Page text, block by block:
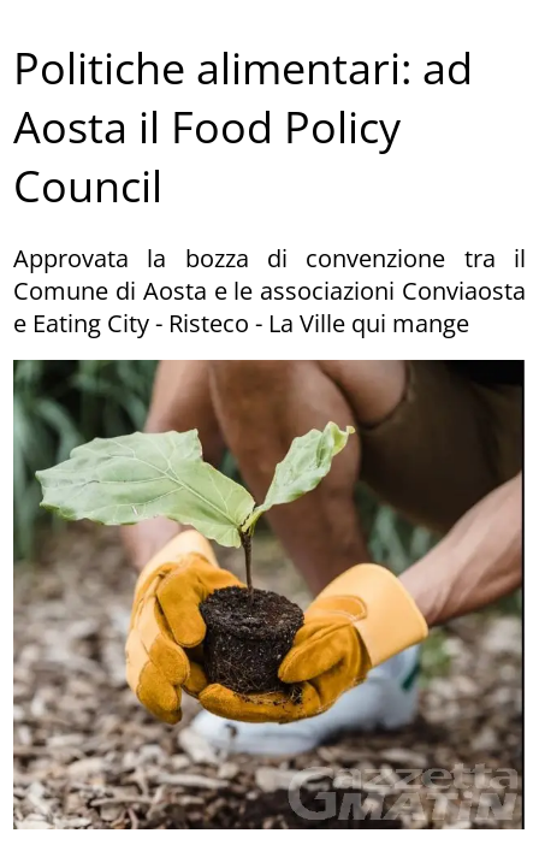
Politiche alimentari: ad
Aosta il Food Policy
Council
Approvata la bozza di convenzione tra il
Comune di Aosta e le associazioni Conviaosta
e Eating City - Risteco - La Ville qui mange